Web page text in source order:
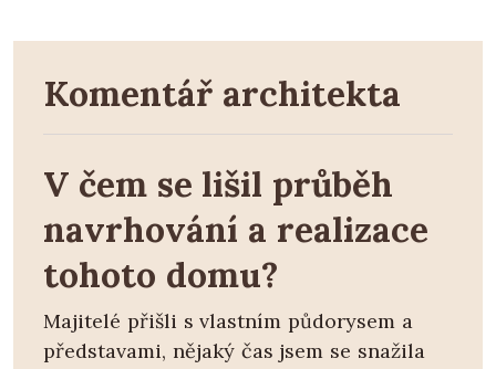
Komentář architekta
V čem se lišil průběh
navrhování a realizace
tohoto domu?
Majitelé přišli s vlastním půdorysem a
představami, nějaký čas jsem se snažila